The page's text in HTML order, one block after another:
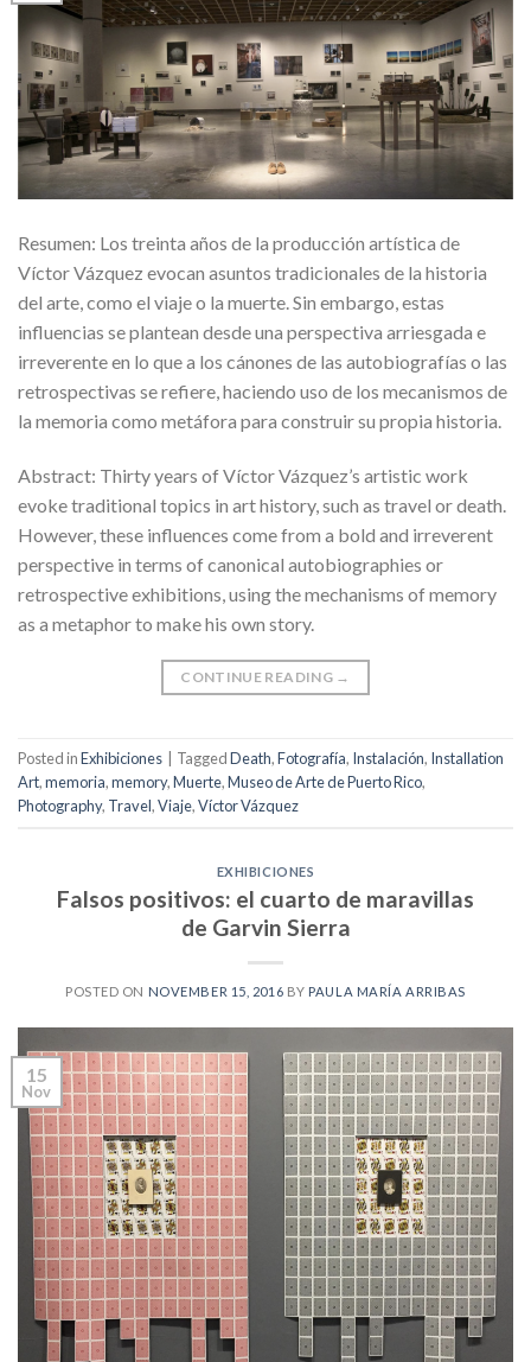
Resumen: Los treinta años de la producción artística de
Víctor Vázquez evocan asuntos tradicionales de la historia
del arte, como el viaje o la muerte. Sin embargo, estas
influencias se plantean desde una perspectiva arriesgada e
irreverente en lo que a los cánones de las autobiografías o las
retrospectivas se refiere, haciendo uso de los mecanismos de
la memoria como metáfora para construir su propia historia.
Abstract: Thirty years of Víctor Vázquez’s artistic work
evoke traditional topics in art history, such as travel or death.
However, these influences come from a bold and irreverent
perspective in terms of canonical autobiographies or
retrospective exhibitions, using the mechanisms of memory
as a metaphor to make his own story.
CONTINUE READING →
Posted inExhibiciones TaggedDeath,Fotografía, Instalación, Installation
Art,memoria,memory,Muerte,Museo de Arte de Puerto Rico,
Photography, Travel,Viaje,Víctor Vázquez
EXHIBICIONES
Falsos positivos: el cuarto de maravillas
de Garvin Sierra
POSTED ON NOVEMBER 15, 2016 BY PAULA MARÍA ARRIBAS
15
Nov